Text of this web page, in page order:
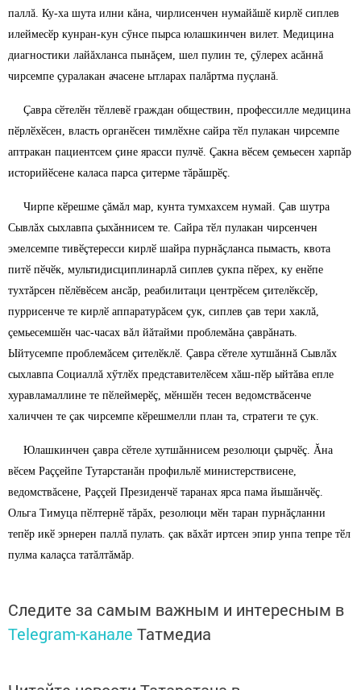
паллă. Ку-ха шута илни кăна, чирлисенчен нумайăшӗ кирлӗ сиплев
илеймесӗр кунран-кун сӳнсе пырса юлашкинчен вилет. Медицина
диагностики лайăхланса пынăçем, шел пулин те, çӳлерех асăннă
чирсемпе çуралакан ачасене ытларах палăртма пуçланă.
Çавра сӗтелӗн тӗллевӗ граждан обществин, профессилле медицина
пӗрлӗхӗсен, власть органӗсен тимлӗхне сайра тӗл пулакан чирсемпе
аптракан пациентсем çине ярасси пулчӗ. Çакна вӗсем çемьесен харпăр
историйӗсене каласа парса çитерме тăрăшрӗç.
Чирпе кӗрешме çăмăл мар, кунта тумхахсем нумай. Çав шутра
Сывлăх сыхлавпа çыхăннисем те. Сайра тӗл пулакан чирсенчен
эмелсемпе тивӗçтересси кирлӗ шайра пурнăçланса пымасть, квота
питӗ пӗчӗк, мультидисциплинарлă сиплев çукпа пӗрех, ку енӗпе
тухтăрсен пӗлӗвӗсем ансăр, реабилитаци центрӗсем çителӗксӗр,
пуррисенче те кирлӗ аппаратурăсем çук, сиплев çав тери хаклă,
çемьесемшӗн час-часах вăл йăтайми проблемăна çаврăнать.
Ыйтусемпе проблемăсем çителӗклӗ. Çавра сӗтеле хутшăннă Сывлăх
сыхлавпа Социаллă хӳтлӗх представителӗсем хăш-пӗр ыйтăва епле
хуравламаллине те пӗлеймерӗç, мӗншӗн тесен ведомствăсенче
халиччен те çак чирсемпе кӗрешмелли план та, стратеги те çук.
Юлашкинчен çавра сӗтеле хутшăннисем резолюци çырчӗç. Ăна
вӗсем Раççейпе Тутарстанăн профильлӗ министерствисене,
ведомствăсене, Раççей Президенчӗ таранах ярса пама йышăнчӗç.
Ольга Тимуца пӗлтернӗ тăрăх, резолюци мӗн таран пурнăçланни
тепӗр икӗ эрнерен паллă пулать. çак вăхăт иртсен эпир унпа тепре тӗл
пулма калаçса татăлтăмăр.
Следите за самым важным и интересным в
Telegram-канале Татмедиа